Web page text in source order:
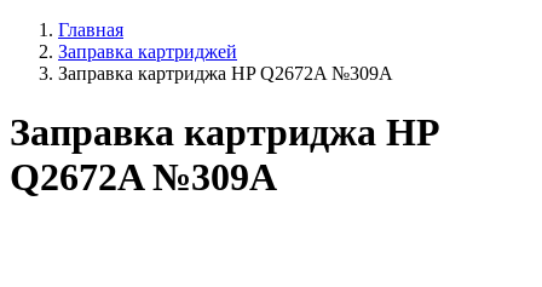
Главная
Заправка картриджей
Заправка картриджа HP Q2672A №309A
Заправка картриджа HP
Q2672A №309A